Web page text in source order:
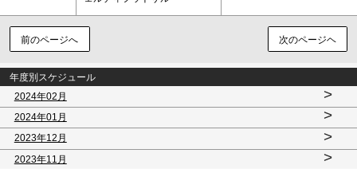
前のページへ 次のページヘ
年度別スケジュール
2024年02月
>
2024年01月 >
2023年12月 >
2023年11月 >